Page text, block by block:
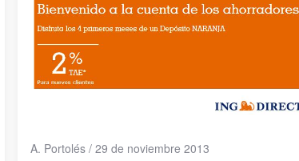
A. Portolés /29 de noviembre 2013